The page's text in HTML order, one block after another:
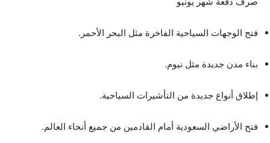
فتح الوجهات السياحية الفاخرة مثل البحر الأحمر.
بناء مدن جديدة مثل نيوم.
إطلاق أنواع جديدة من التأشيرات السياحية.
فتح الأراضي السعودية أمام القادمين من جميع أنحاء العالم.